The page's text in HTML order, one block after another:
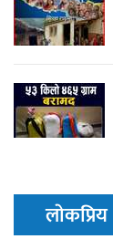
लाेकप्रिय